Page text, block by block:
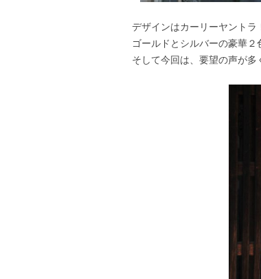
デザインはカーリーヤントラ
ゴールドとシルバーの豪華
そして今回は、要望の声が多